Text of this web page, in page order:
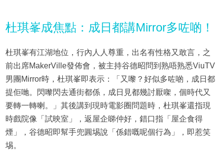
杜琪峯成焦點：成日都講Mirror多咗啲！
杜琪峯有江湖地位，行內人人尊重，出名有性格又敢言，之
前出席MakerVille發佈會，被主持谷德昭問到熟唔熟悉ViuTV
男團Mirror時，杜琪峯即表示：「又嚟？好似多咗啲，成日都
提佢哋。閃嚟閃去通街都係，成日見都幾討厭㗎，個時代又
要轉一轉喇。」其後講到現時電影圈問題時，杜琪峯還指現
時戲院像「試映室」，返屋企睇仲好，錯口指「屋企食得
煙」，谷德昭即幫手兜圓埸說「係錯嘅呢個行為」，即惹笑
埸。